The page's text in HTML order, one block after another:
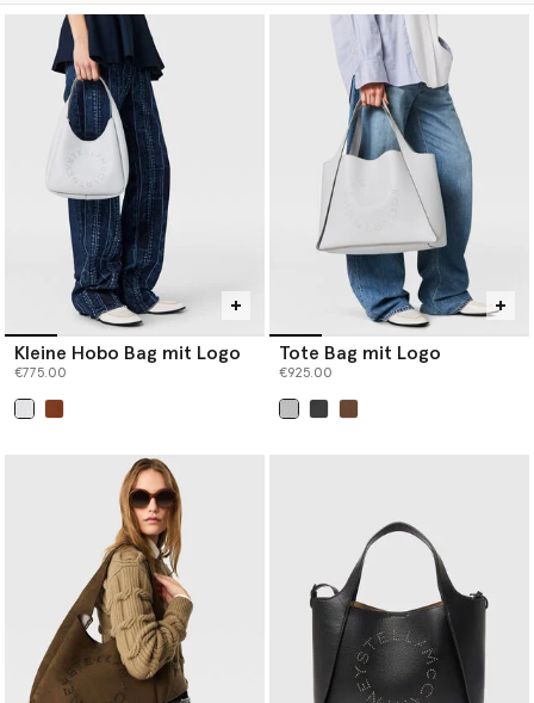
Kleine Hobo Bag mit Logo
€775.00
Tote Bag mit Logo
€925.00